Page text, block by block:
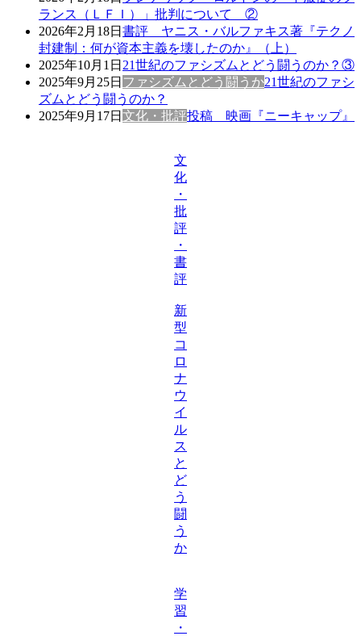
ランス（ＬＦＩ）」批判について ②
2026年2月18日 書評 ヤニス・バルファキス著『テクノ
封建制：何が資本主義を壊したのか』（上）
2025年10月1日 21世紀のファシズムとどう闘うのか？③
2025年9月25日 ファシズムとどう闘うか21世紀のファシ
ズムとどう闘うのか？
2025年9月17日 文化・批評投稿 映画『ニーキャップ』
文
化
・
批
評
・
書
評
新
型
コ
ロ
ナ
ウ
イ
ル
ス
と
ど
う
闘
う
か
学
習
・